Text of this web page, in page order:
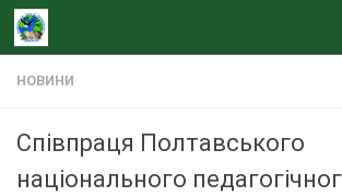
Skip to content
НОВИНИ
Співпраця Полтавського
національного